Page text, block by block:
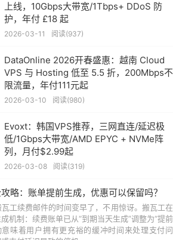
上线，10Gbps大带宽/1Tbps+ DDoS 防
护，年付 £18 起
2026-03-11 阅读(937)
DataOnline 2026开春盛惠：越南 Cloud
VPS 与 Hosting 低至 5.5 折，200Mbps不
限流量，年付111元起
2026-03-10 阅读(980)
Evoxt：韩国VPS推荐，三网直连/延迟极
低/1Gbps大带宽/AMD EPYC + NVMe阵
列，月付$2.99起
2026-03-08 阅读(319)
略：账单提前生成，优惠可以保留吗？
工续费邮件的时间变早了，不用惊讶。搬瓦工在
机制：续费账单已从“到期当天生成”调整为“提前
味着用户拥有更充裕的缓冲时间来处理支付问